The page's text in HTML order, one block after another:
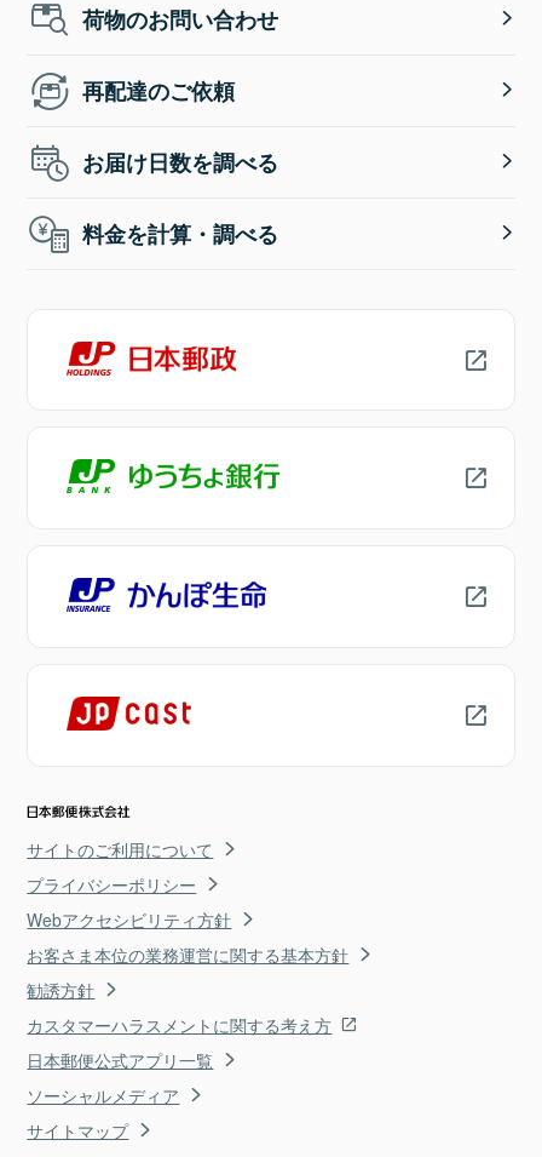
荷物のお問い合わせ
再配達のご依頼
お届け日数を調べる
料金を計算・調べる
サイトのご利用について
プライバシーポリシー
Webアクセシビリティ方針
お客さま本位の業務運営に関する基本方針
勧誘方針
カスタマーハラスメントに関する考え方
日本郵便公式アプリ一覧
ソーシャルメディア
サイトマップ